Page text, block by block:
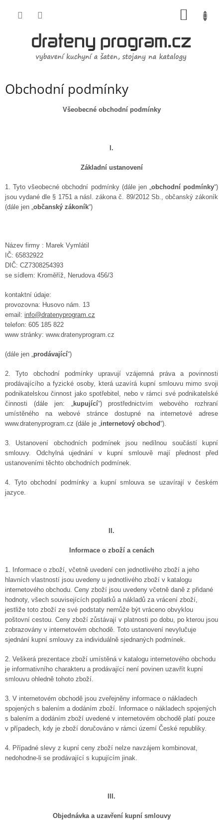
Obchodní podmínky
Všeobecné obchodní podmínky
I.
Základní ustanovení
1. Tyto všeobecné obchodní podmínky (dále jen „ obchodní podmínky“)
jsou vydané dle § 1751 a násl. zákona č. 89/2012 Sb., občanský zákoník
(dále jen „ občanský zákoník“)
Název firmy : Marek Vymlátil
IČ: 65832922
DIČ: CZ7308254393
se sídlem: Kroměříž, Nerudova 456/3
kontaktní údaje:
provozovna: Husovo nám. 13
email: info@dratenyprogram.cz
telefon: 605 185 822
www stránky: www.dratenyprogram.cz
(dále jen „ prodávající“)
2. Tyto obchodní podmínky upravují vzájemná práva a povinnosti
prodávajícího a fyzické osoby, která uzavírá kupní smlouvu mimo svoji
podnikatelskou činnost jako spotřebitel, nebo v rámci své podnikatelské
činnosti (dále jen: „
kupující“) prostřednictvím webového rozhraní
umístěného na webové stránce dostupné na internetové adrese
www.dratenyprogram.cz (dále je „ internetový obchod“).
3. Ustanovení obchodních podmínek jsou nedílnou součástí kupní
smlouvy. Odchylná ujednání v kupní smlouvě mají přednost před
ustanoveními těchto obchodních podmínek.
4. Tyto obchodní podmínky a kupní smlouva se uzavírají v českém
jazyce
II.
Informace o zboží a cenách
1. Informace o zboží, včetně uvedení cen jednotlivého zboží a jeho
hlavních vlastností jsou uvedeny u jednotlivého zboží v katalogu
internetového obchodu. Ceny zboží jsou uvedeny včetně daně z přidané
hodnoty, všech souvisejících poplatků a nákladů za vrácení zboží,
jestliže toto zboží ze své podstaty nemůže být vráceno obvyklou
poštovní cestou. Ceny zboží zůstávají v platnosti po dobu, po kterou jsou
zobrazovány v internetovém obchodě. Toto ustanovení nevylučuje
sjednání kupní smlouvy za individuálně sjednaných podmínek.
2. Veškerá prezentace zboží umístěná v katalogu internetového obchodu
je informativního charakteru a prodávající není povinen uzavřít kupní
smlouvu ohledně tohoto zboží.
3. V internetovém obchodě jsou zveřejněny informace o nákladech
spojených s balením a dodáním zboží. Informace o nákladech spojených
s balením a dodáním zboží uvedené v internetovém obchodě platí pouze
v případech, kdy je zboží doručováno v rámci území České republiky.
4. Případné slevy z kupní ceny zboží nelze navzájem kombinovat,
nedohodne-li se prodávající s kupujícím jinak.
III.
Objednávka a uzavření kupní smlouvy